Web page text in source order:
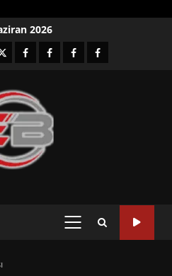
2026
facebook-Facebook-
Facebook-Facebook-
PRIMARY